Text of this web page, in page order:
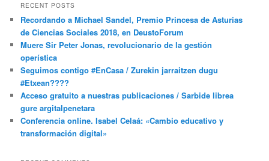
RECENT POSTS
Recordando a Michael Sandel, Premio Princesa de Asturias
de Ciencias Sociales 2018, en DeustoForum
Muere Sir Peter Jonas, revolucionario de la gestión
operística
Seguimos contigo #EnCasa / Zurekin jarraitzen dugu
#Etxean????
Acceso gratuito a nuestras publicaciones / Sarbide librea
gure argitalpenetara
Conferencia online. Isabel Celaá: «Cambio educativo y
transformación digital»